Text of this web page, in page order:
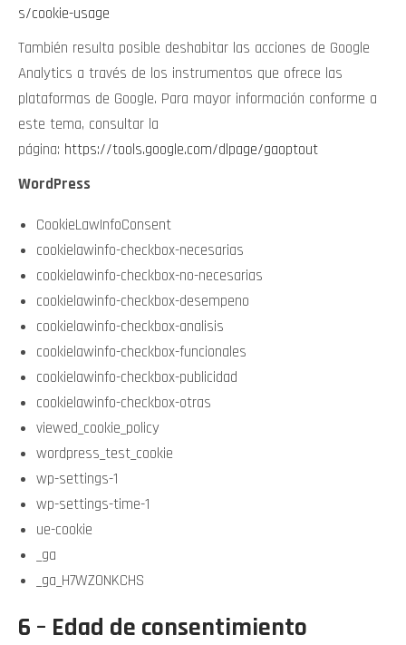
s/cookie-usage
También resulta posible deshabitar las acciones de Google
Analytics a través de los instrumentos que ofrece las
plataformas de Google. Para mayor información conforme a
este tema, consultar la
página: https://tools.google.com/dlpage/gaoptout
WordPress
CookieLawInfoConsent
cookielawinfo-checkbox-necesarias
cookielawinfo-checkbox-no-necesarias
cookielawinfo-checkbox-desempeno
cookielawinfo-checkbox-analisis
cookielawinfo-checkbox-funcionales
cookielawinfo-checkbox-publicidad
cookielawinfo-checkbox-otras
viewed_cookie_policy
wordpress_test_cookie
wp-settings-1
wp-settings-time-1
ue-cookie
_ga
_ga_H7WZ0NKCHS
6 – Edad de consentimiento